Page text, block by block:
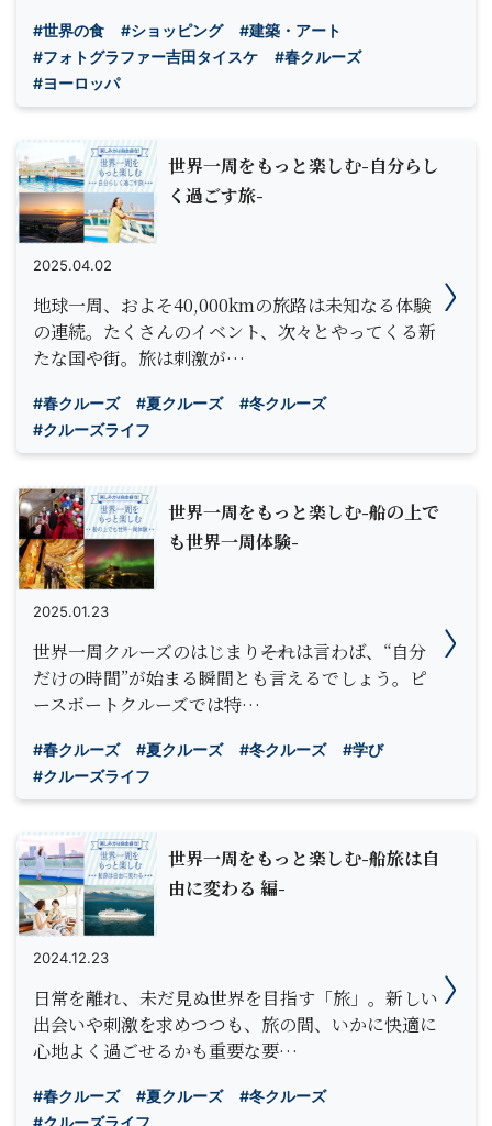
#世界の食 #ショッピング
#建築・アート
#フォトグラファー吉田タイスケ
#春クルーズ
#ヨーロッパ
世界一周をもっと楽しむ-自分らし
く過ごす旅-
2025.04.02
地球一周、およそ40,000kmの旅路は未知なる体験
の連続。たくさんのイベント、次々とやってくる新
たな国や街。旅は刺激が…
#春クルーズ #夏クルーズ
#冬クルーズ
#クルーズライフ
世界一周をもっと楽しむ-船の上で
も世界一周体験-
2025.01.23
世界一周クルーズのはじまり――それは言わば、“自分
だけの時間”が始まる瞬間とも言えるでしょう。ピ
ースボートクルーズでは特…
#春クルーズ #夏クルーズ #冬クルーズ
#学び
#クルーズライフ
世界一周をもっと楽しむ-船旅は自
由に変わる 編-
2024.12.23
日常を離れ、未だ見ぬ世界を目指す「旅」。新しい
出会いや刺激を求めつつも、旅の間、いかに快適に
心地よく過ごせるかも重要な要…
#春クルーズ #夏クルーズ
#冬クルーズ